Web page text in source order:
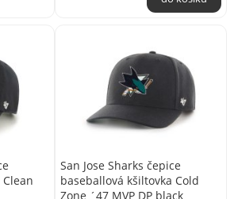
San Jose Sharks čepice
baseballová kšiltovka Cold
Zone ´47 MVP DP black